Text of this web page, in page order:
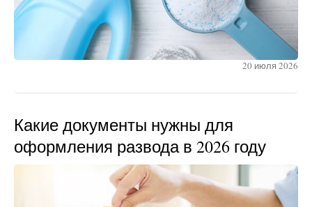
20 июля 2026
Какие документы нужны для
оформления развода в 2026 году